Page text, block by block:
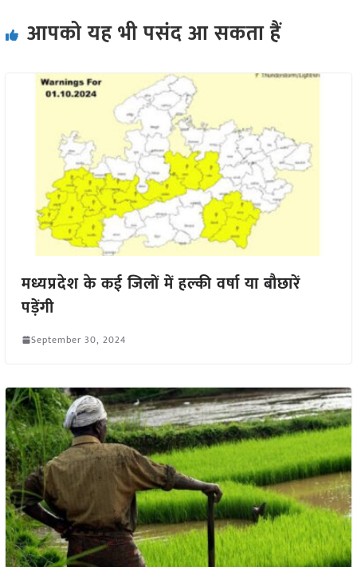
आपको यह भी पसंद आ सकता हैं
मध्यप्रदेश के कई जिलों में हल्की वर्षा या बौछारें
पड़ेंगी
September 30, 2024